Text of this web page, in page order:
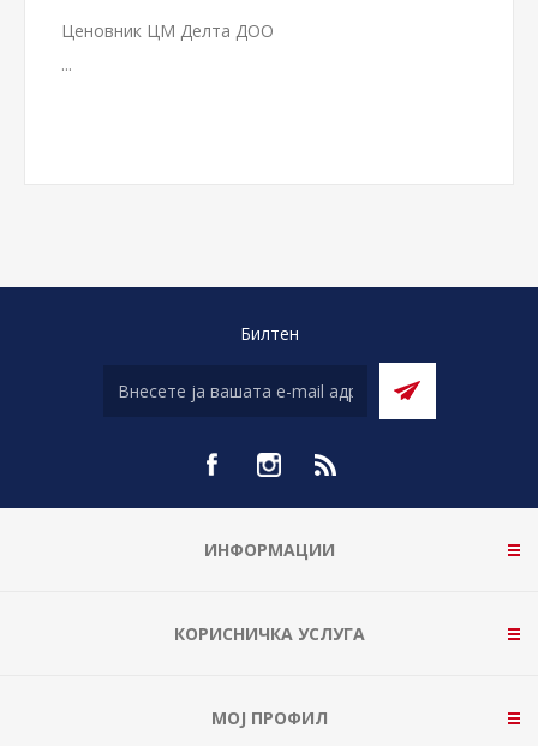
Ценовник ЦМ Делта ДОО
...
Билтен
ИНФОРМАЦИИ
КОРИСНИЧКА УСЛУГА
МОЈ ПРОФИЛ